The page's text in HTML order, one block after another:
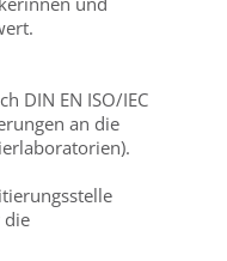
DIN EN ISO/IEC
an die
die